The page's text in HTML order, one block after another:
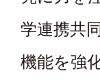
学連携共
機能を強